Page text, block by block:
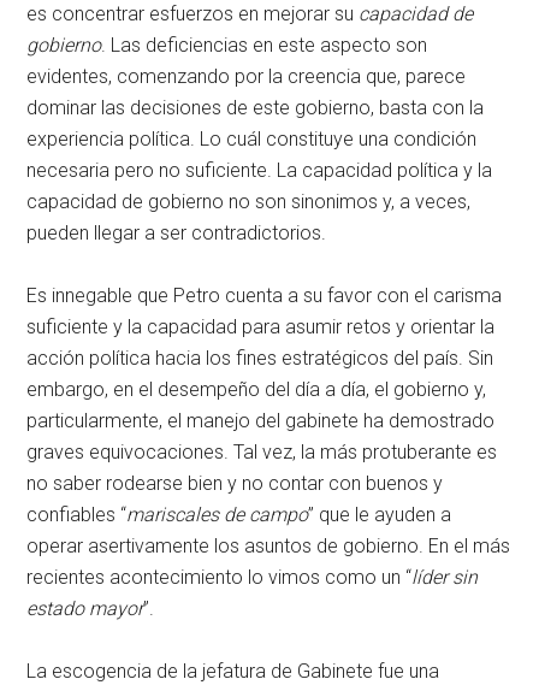
es concentrar esfuerzos en mejorar su capacidad de
gobierno. Las deficiencias en este aspecto son
evidentes, comenzando por la creencia que, parece
dominar las decisiones de este gobierno, basta con la
experiencia política. Lo cuál constituye una condición
necesaria pero no suficiente. La capacidad política y la
capacidad de gobierno no son sinonimos y, a veces,
pueden llegar a ser contradictorios.
Es innegable que Petro cuenta a su favor con el carisma
suficiente y la capacidad para asumir retos y orientar la
acción política hacia los fines estratégicos del país. Sin
embargo, en el desempeño del día a día, el gobierno y,
particularmente, el manejo del gabinete ha demostrado
graves equivocaciones. Tal vez, la más protuberante es
no saber rodearse bien y no contar con buenos y
confiables “mariscales de campo” que le ayuden a
operar asertivamente los asuntos de gobierno. En el más
recientes acontecimiento lo vimos como un “líder sin
estado mayor”.
La escogencia de la jefatura de Gabinete fue una